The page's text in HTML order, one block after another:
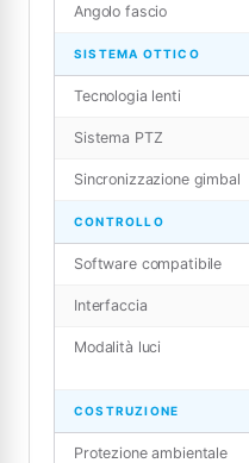
Angolo fascio
SISTEMA OTTICO
Tecnologia lenti
Sistema PTZ
Sincronizzazione gimbal
CONTROLLO
Software compatibile
Interfaccia
Modalità luci
COSTRUZIONE
Protezione ambientale